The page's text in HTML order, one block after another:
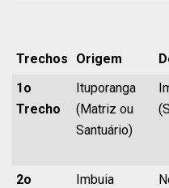
Trechos Origem
1o
Trecho
Ituporanga
(Matriz ou
Santuário)
2o
Imbuia